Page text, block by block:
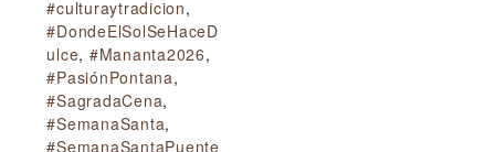
#culturaytradicion,
#DondeElSolSeHaceD
ulce, #Mananta2026,
#PasiónPontana,
#SagradaCena,
#SemanaSanta,
#SemanaSantaPuente